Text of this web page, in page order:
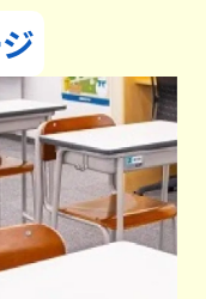
える教室を作りた
くれていますが、
てもらうことで、
です。
来役に立つもので
方を理解すると楽
異なるたくさんの
んなで切磋琢磨し
たちも皆さんの目
す！